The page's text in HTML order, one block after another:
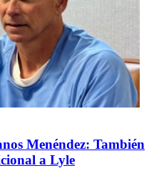
Menéndez: También
a Lyle